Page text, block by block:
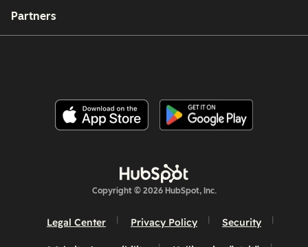
Partners
Copyright © 2026 HubSpot, Inc.
Legal Center Privacy Policy Security